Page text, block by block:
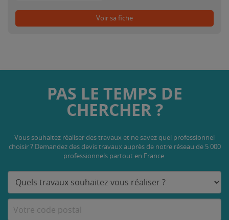
Voir sa fiche
PAS LE TEMPS DE
CHERCHER ?
Vous souhaitez réaliser des travaux et ne savez quel professionnel
choisir ? Demandez des devis travaux auprès de notre réseau de 5 000
professionnels partout en France.